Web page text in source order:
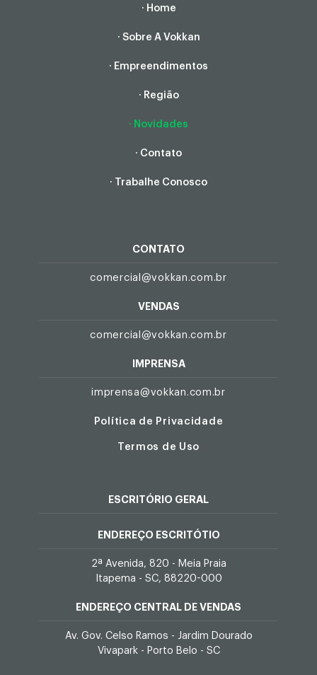
· Home
· Sobre A Vokkan
· Empreendimentos
· Região
· Novidades
· Contato
· Trabalhe Conosco
CONTATO
comercial@vokkan.com.br
VENDAS
comercial@vokkan.com.br
IMPRENSA
imprensa@vokkan.com.br
Política de Privacidade
Termos de Uso
ESCRITÓRIO GERAL
ENDEREÇO ESCRITÓTIO
2ª Avenida, 820 - Meia Praia
Itapema - SC, 88220-000
ENDEREÇO CENTRAL DE VENDAS
Av. Gov. Celso Ramos - Jardim Dourado
Vivapark - Porto Belo - SC